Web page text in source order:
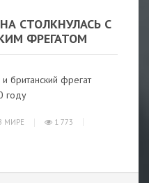
СТОЛКНУЛАСЬ С
ФРЕГАТОМ
британский фрегат
году
МИРЕ
1 773